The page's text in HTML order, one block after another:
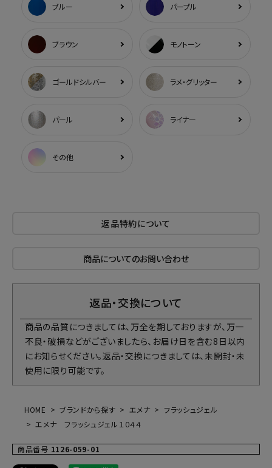
ブルー パープル
ブラウン モノトーン
ゴールドシルバー ラメ・グリッター
パール ライナー
その他
返品特約について
商品についてのお問い合わせ
返品・交換について
商品の品質につきましては、万全を期しておりますが、万一
不良・破損などがございましたら、お届け日を含む8日以内
にお知らせください。返品・交換につきましては、未開封・未
使用に限り可能です。
HOME ブランドから探す エメナ
フラッシュジェル
エメナ フラッシュジェル１０４４
商品番号 1126-059-01